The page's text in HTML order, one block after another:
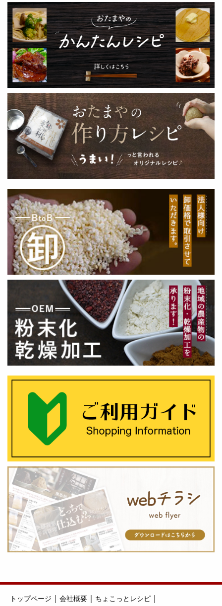
トップページ ｜ 会社概要 ｜ ちょこっとレシピ ｜